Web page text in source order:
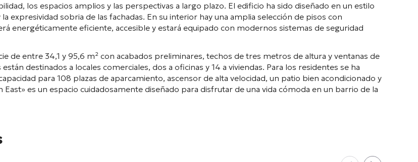
los espacios amplios y las perspectivas a largo plazo. El edificio ha sido diseñado en un estilo
expresividad sobria de las fachadas. En su interior hay una amplia selección de pisos con
energéticamente eficiente, accesible y estará equipado con modernos sistemas de seguridad
de entre 34,1 y 95,6 m² con acabados preliminares, techos de tres metros de altura y ventanas de
están destinados a locales comerciales, dos a oficinas y 14 a viviendas. Para los residentes se ha
para 108 plazas de aparcamiento, ascensor de alta velocidad, un patio bien acondicionado y
East» es un espacio cuidadosamente diseñado para disfrutar de una vida cómoda en un barrio de la